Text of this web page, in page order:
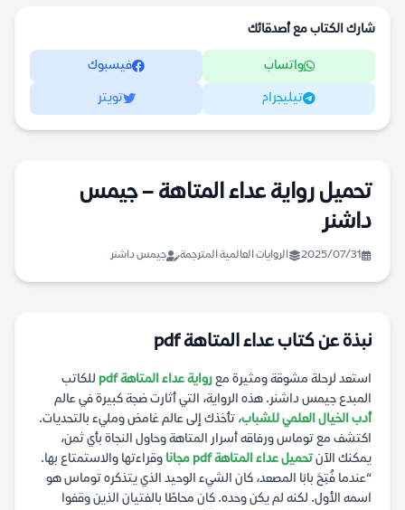
شارك الكتاب مع أصدقائك
واتساب فيسبوك
تيليجرام تويتر
تحميل رواية عداء المتاهة – جيمس
داشنر
2025/07/31 الروايات العالمية المترجمة جيمس داشنر
نبذة عن كتاب عداء المتاهة pdf
استعد لرحلة مشوقة ومثيرة معرواية عداء المتاهة pdf
للكاتب
المبدع جيمس داشنر. هذه الرواية، التي أثارت ضجة كبيرة في عالم
أدب الخيال العلمي للشباب، تأخذك إلى عالم غامض ومليء بالتحديات.
اكتشف مع توماس ورفاقه أسرار المتاهة وحاول النجاة بأي ثمن،
يمكنك الآنتحميل عداء المتاهة pdf مجانا
وقراءتها والاستمتاع بها.
“عندما فُتِحَ بابَا المصعد، كان الشيء الوحيد الذي يتذكره توماس هو
اسمه الأول. لكنه لم يكن وحده. كان محاطًا بالفتيان الذين وقفوا